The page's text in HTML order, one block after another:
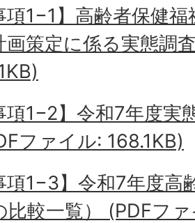
項1−1】高齢者保健
画策定に係る実態調
項1−2】令和7年度実
ファイル: 168.1KB)
項1−3】令和7年度
比較一覧） (PDFフ